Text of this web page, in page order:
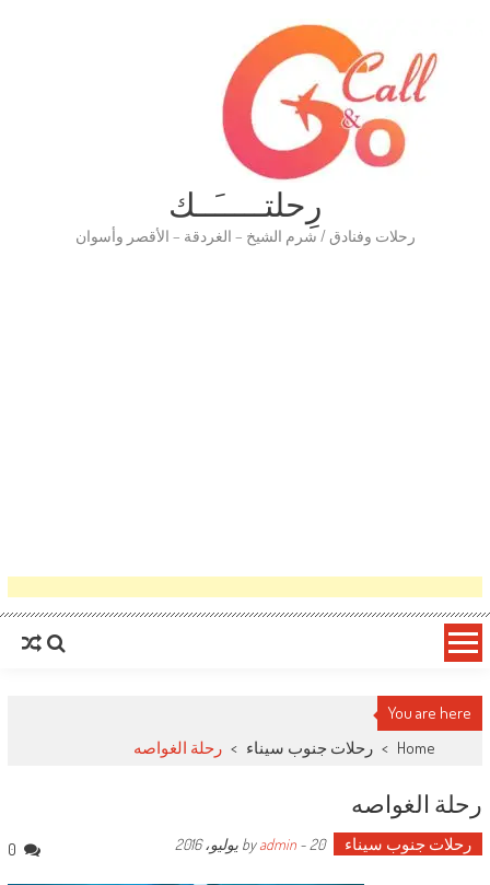
رِحلتـــــَــك
رحلات وفنادق / شرم الشيخ – الغردقة – الأقصر وأسوان
You are here
Home
> رحلات جنوب سيناء > رحلة الغواصه
رحلة الغواصه
رحلات جنوب سيناء by
admin - 20 يوليو، 2016 0